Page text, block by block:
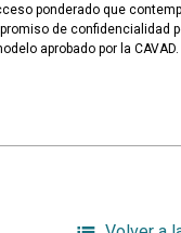
ponderado que
de confidencialidad
aprobado por la CAVAD.